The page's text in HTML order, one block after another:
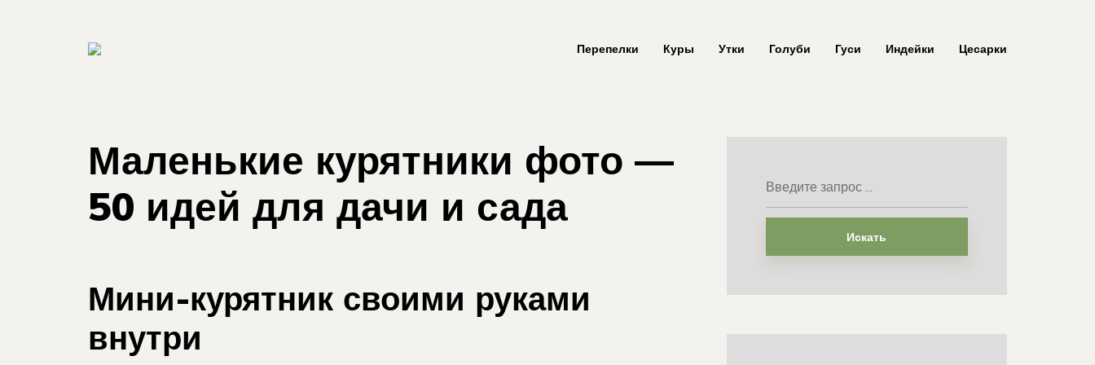
Перепелки Куры Утки Голуби Гуси Индейки Цесарки
Маленькие курятники фото —
50 идей для дачи и сада
Мини-курятник своими руками
внутри
Искать